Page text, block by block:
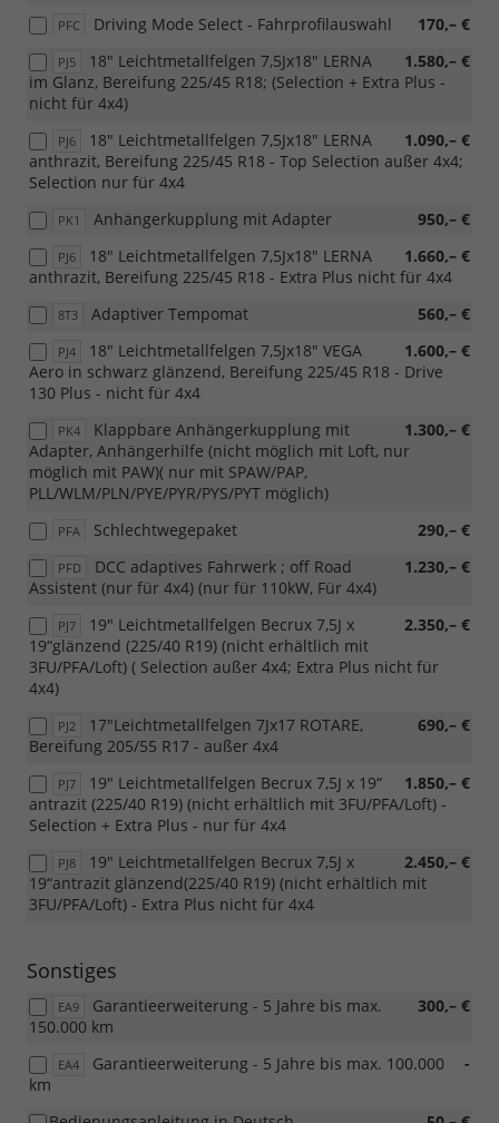
PFC 170,– €
Driving Mode Select - Fahrprofilauswahl
PJ5 1.580,– €
18" Leichtmetallfelgen 7,5Jx18" LERNA
im Glanz, Bereifung 225/45 R18; (Selection + Extra Plus -
nicht für 4x4)
PJ6 1.090,– €
18" Leichtmetallfelgen 7,5Jx18" LERNA
anthrazit, Bereifung 225/45 R18 - Top Selection außer 4x4;
Selection nur für 4x4
PK1 950,– €
Anhängerkupplung mit Adapter
PJ6 1.660,– €
18" Leichtmetallfelgen 7,5Jx18" LERNA
anthrazit, Bereifung 225/45 R18 - Extra Plus nicht für 4x4
8T3 560,– €
Adaptiver Tempomat
PJ4 1.600,– €
18" Leichtmetallfelgen 7,5Jx18" VEGA
Aero in schwarz glänzend, Bereifung 225/45 R18 - Drive
130 Plus - nicht für 4x4
PK4 1.300,– €
Klappbare Anhängerkupplung mit
Adapter, Anhängerhilfe (nicht möglich mit Loft, nur
möglich mit PAW)( nur mit SPAW/PAP,
PLL/WLM/PLN/PYE/PYR/PYS/PYT möglich)
PFA 290,– €
Schlechtwegepaket
PFD 1.230,– €
DCC adaptives Fahrwerk ; off Road
Assistent (nur für 4x4) (nur für 110kW, Für 4x4)
PJ7 2.350,– €
19" Leichtmetallfelgen Becrux 7,5J x
19“glänzend (225/40 R19) (nicht erhältlich mit
3FU/PFA/Loft) ( Selection außer 4x4; Extra Plus nicht für
4x4)
PJ2 690,– €
17"Leichtmetallfelgen 7Jx17 ROTARE,
Bereifung 205/55 R17 - außer 4x4
PJ7 1.850,– €
19" Leichtmetallfelgen Becrux 7,5J x 19“
antrazit (225/40 R19) (nicht erhältlich mit 3FU/PFA/Loft) -
Selection + Extra Plus - nur für 4x4
PJ8 2.450,– €
19" Leichtmetallfelgen Becrux 7,5J x
19“antrazit glänzend(225/40 R19) (nicht erhältlich mit
3FU/PFA/Loft) - Extra Plus nicht für 4x4
Sonstiges
EA9 300,– €
Garantieerweiterung - 5 Jahre bis max.
150.000 km
EA4 -
Garantieerweiterung - 5 Jahre bis max. 100.000
km